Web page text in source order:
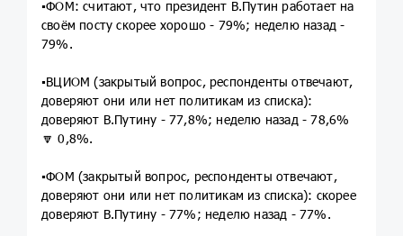
▪️ФОМ: считают, что президент В.Путин работает на
своём посту скорее хорошо - 79%; неделю назад -
79%.
▪️ВЦИОМ (закрытый вопрос, респонденты отвечают,
доверяют они или нет политикам из списка):
доверяют В.Путину - 77,8%; неделю назад - 78,6%
🔽 0,8%.
▪️ФОМ (закрытый вопрос, респонденты отвечают,
доверяют они или нет политикам из списка): скорее
доверяют В.Путину - 77%; неделю назад - 77%.